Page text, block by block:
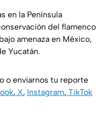
en la Península
del flamenco
amenaza en México,
Yucatán.
o enviarnos tu reporte
, X, Instagram, TikTok